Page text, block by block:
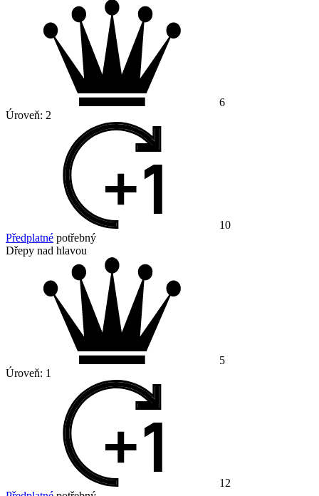
6
Úroveň: 2
10
Předplatné potřebný
Dřepy nad hlavou
5
Úroveň: 1
12